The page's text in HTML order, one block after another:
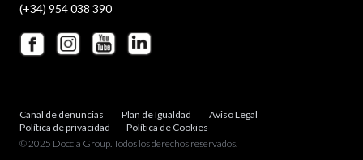
(+34) 954 038 390
Canal de denuncias Plan de Igualdad
Aviso Legal
Política de privacidad
Política de Cookies
© 2025 Doccia Group. Todos los derechos reservados.